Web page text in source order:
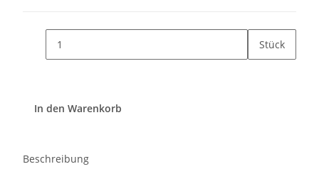
Stück
In den Warenkorb
Beschreibung